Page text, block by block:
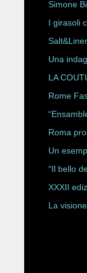
HAUTE
Simone
ESPY
I girasoli
Una
LA
CON
Rome
Storici
Roma
Un
Rete
“Il bello
XXXII
La